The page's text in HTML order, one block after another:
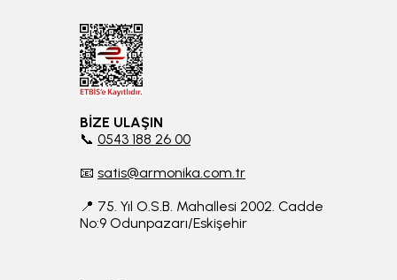
BİZE ULAŞIN
📞 0543 188 26 00
📧 satis@armonika.com.tr
📍 75. Yıl O.S.B. Mahallesi 2002. Cadde
No:9 Odunpazarı/Eskişehir